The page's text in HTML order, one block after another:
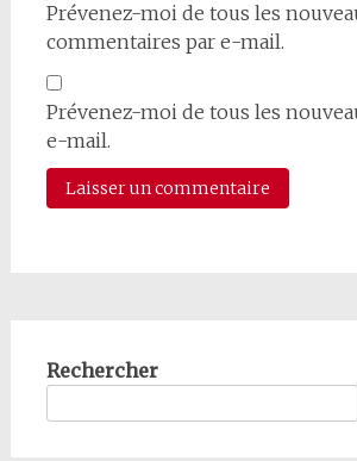
Prévenez-moi de tous les
commentaires par e-mail.
Prévenez-moi de tous les
e-mail.
Rechercher